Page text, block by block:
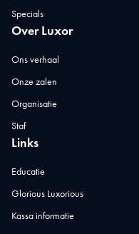
Specials
Over Luxor
Ons verhaal
Onze zalen
Organisatie
Staf
Links
Educatie
Glorious Luxorious
Kassa informatie